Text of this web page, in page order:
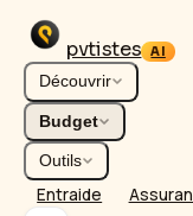
pvtistes AI
Découvrir
Budget
Outils
Entraide